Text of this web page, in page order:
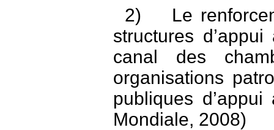
2)
Le
structures
canal des
organisations
publiques
Mondiale, 2008)